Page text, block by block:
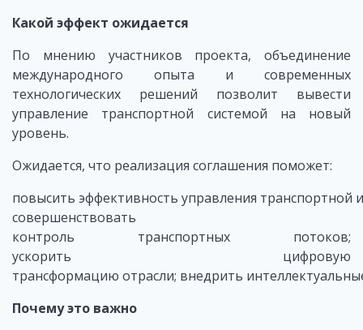
Какой эффект ожидается
По мнению участников проекта, объединение
международного опыта и современных
технологических решений позволит вывести
управление транспортной системой на новый
уровень.
Ожидается, что реализация соглашения поможет:
повысить эффективность управления транспортной
совершенствовать
контроль транспортных потоков;
ускорить цифровую
трансформацию отрасли; внедрить
Почему это важно